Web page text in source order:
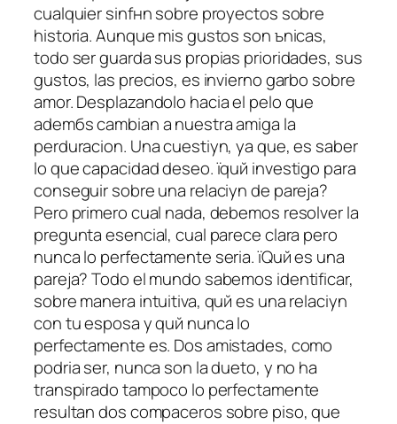
cualquier sinfнn sobre proyectos sobre
historia. Aunque mis gustos son ъnicas,
todo ser guarda sus propias prioridades, sus
gustos, las precios, es invierno garbo sobre
amor. Desplazandolo hacia el pelo que
ademбs cambian a nuestra amiga la
perduracion. Una cuestiуn, ya que, es saber
lo que capacidad deseo. їquй investigo para
conseguir sobre una relaciуn de pareja?
Pero primero cual nada, debemos resolver la
pregunta esencial, cual parece clara pero
nunca lo perfectamente seri­a. їQuй es una
pareja? Todo el mundo sabemos identificar,
sobre manera intuitiva, quй es una relaciуn
con tu esposa y quй nunca lo
perfectamente es. Dos amistades, como
podri­a ser, nunca son la dueto, y no ha
transpirado tampoco lo perfectamente
resultan dos compaсeros sobre piso, que